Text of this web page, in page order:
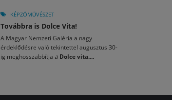
KÉPZŐMŰVÉSZET
Továbbra is Dolce Vita!
A Magyar Nemzeti Galéria a nagy
érdeklődésre való tekintettel augusztus 30-
ig meghosszabbítja a Dolce vita....